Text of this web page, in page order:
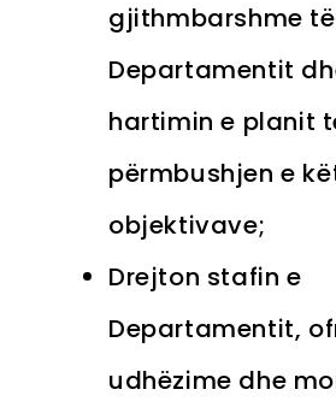
gjithmbarshme të
Departamentit
hartimin e planit
përmbushjen e
objektivave;
Drejton stafin e
Departamentit,
udhëzime dhe